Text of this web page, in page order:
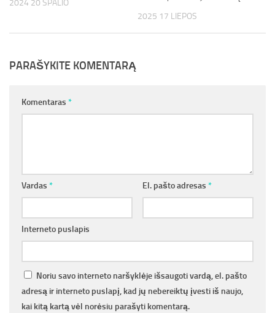
2024 20 SPALIO
2025 17 LIEPOS
PARAŠYKITE KOMENTARĄ
Komentaras *
Vardas * El. pašto adresas *
Interneto puslapis
Noriu savo interneto naršyklėje išsaugoti vardą, el. pašto
adresą ir interneto puslapį, kad jų nebereiktų įvesti iš naujo,
kai kitą kartą vėl norėsiu parašyti komentarą.